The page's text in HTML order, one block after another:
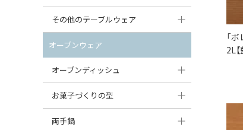
「
2L
スープ皿
ダルマプレート
たまご型プレート
ハート型プレート
丸鉢・どんぶり・ボウル
茶碗
オーバルボウル
ハートボウル
ガーリックポット
オニオンキャニスター
ガーリックキャニスター
スープチュリーン
角型カッティングボード
丸型カッティングボード
すべて見る
その他のテーブルウェア
調味料入れ
グレイヴィーボート
エッグカップ
オーブンウェア
オーブンディッシュ
大型（24cm〜）
中型（18〜24cm）
お菓子づくりの型
パウンド型
両手鍋